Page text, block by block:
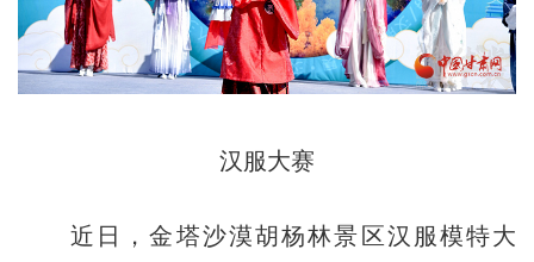
汉服大赛
近日，金塔沙漠胡杨林景区汉服模特大